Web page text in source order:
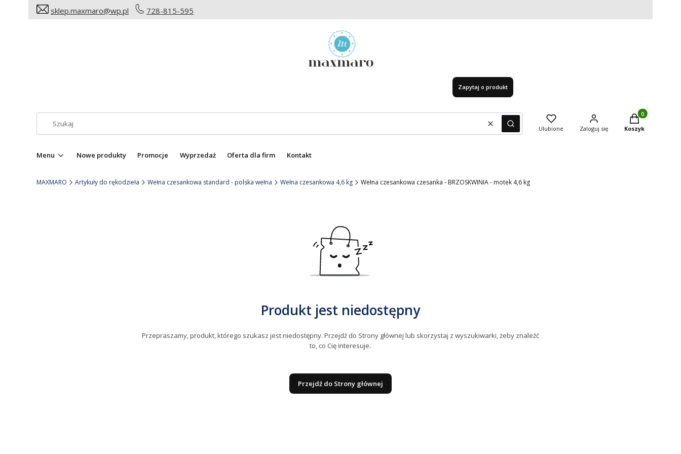
sklep.maxmaro@wp.pl 728-815-595
Zapytaj o produkt
WyczyśćSzukaj Ulubione Zaloguj się
Produkty w
Koszyk
Menu Nowe produkty Promocje Wyprzedaż Oferta dla firm Kontakt
MAXMARO Artykuły do rękodzieła Wełna czesankowa standard - polska wełna Wełna czesankowa 4,6 kg Wełna czesankowa czesanka - BRZOSKWINIA - motek 4,6 kg
Produkt jest niedostępny
Przepraszamy, produkt, którego szukasz jest niedostępny. Przejdź do Strony głównej lub skorzystaj z wyszukiwarki, żeby znaleźć
to, co Cię interesuje.
Przejdź do Strony głównej